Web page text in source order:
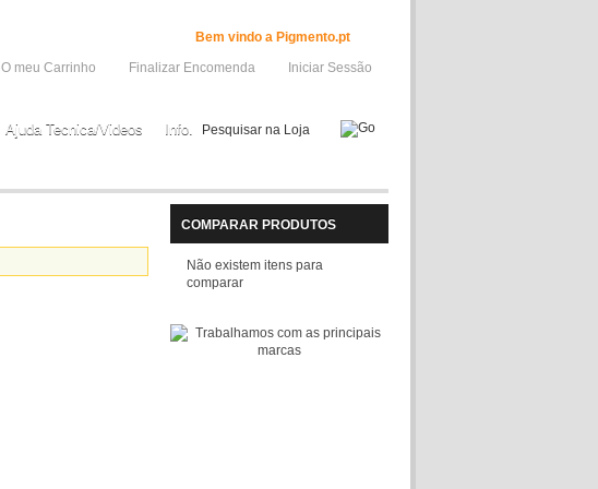
Bem vindo a Pigmento.pt
O meu Carrinho Finalizar Encomenda Iniciar Sessão
Ajuda Tecnica/Videos Info.
COMPARAR PRODUTOS
Não existem itens para
comparar